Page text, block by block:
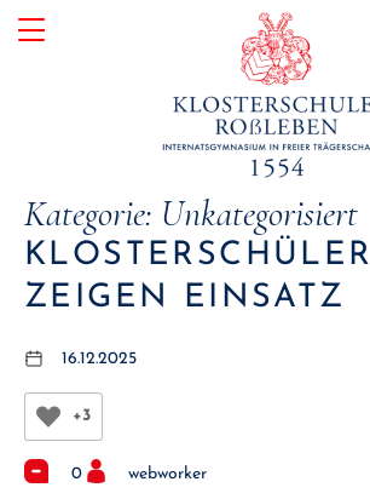
Skip
Kategorie: Unkategorisiert
KLOSTERSCHÜLER
ZEIGEN EINSATZ
16.12.2025
+3
0 webworker